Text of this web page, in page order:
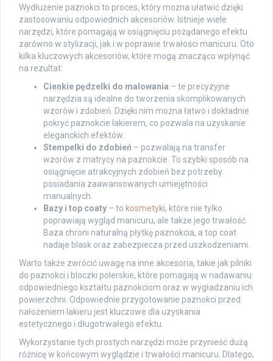
Wydłużenie paznokci to proces, który można ułatwić dzięki
zastosowaniu odpowiednich akcesoriów. Istnieje wiele
narzędzi, które pomagają w osiągnięciu pożądanego efektu
zarówno w stylizacji, jak i w poprawie trwałości manicuru. Oto
kilka kluczowych akcesoriów, które mogą znacząco wpłynąć
na rezultat:
Cienkie pędzelki do malowania – te precyzyjne
narzędzia są idealne do tworzenia skomplikowanych
wzorów i zdobień. Dzięki nim można łatwo i dokładnie
pokryć paznokcie lakierem, co pozwala na uzyskanie
eleganckich efektów.
Stempelki do zdobień – pozwalają na transfer
wzorów z matrycy na paznokcie. To szybki sposób na
osiągnięcie atrakcyjnych zdobień bez potrzeby
posiadania zaawansowanych umiejętności
manualnych.
Bazy i top coaty – to kosmetyki, które nie tylko
poprawiają wygląd manicuru, ale także jego trwałość.
Baza chroni naturalną płytkę paznokcia, a top coat
nadaje blask oraz zabezpiecza przed uszkodzeniami.
Warto także zwrócić uwagę na inne akcesoria, takie jak pilniki
do paznokci i bloczki polerskie, które pomagają w nadawaniu
odpowiedniego kształtu paznokciom oraz w wygładzaniu ich
powierzchni. Odpowiednie przygotowanie paznokci przed
nałożeniem lakieru jest kluczowe dla uzyskania
estetycznego i długotrwałego efektu.
Wykorzystanie tych prostych narzędzi może przynieść dużą
różnicę w końcowym wyglądzie i trwałości manicuru. Dlatego,